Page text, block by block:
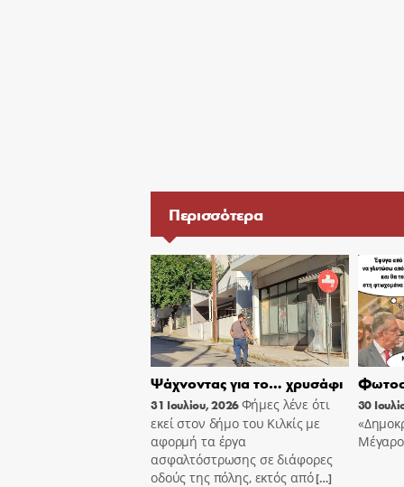
Περισσότερα
Ψάχνοντας για το… χρυσάφι
31 Ιουλίου, 2026Φήμες λένε ότι
εκεί στον δήμο του Κιλκίς με
αφορμή τα έργα
ασφαλτόστρωσης σε διάφορες
οδούς της πόλης, εκτός από[…]
30
Μέγαρο